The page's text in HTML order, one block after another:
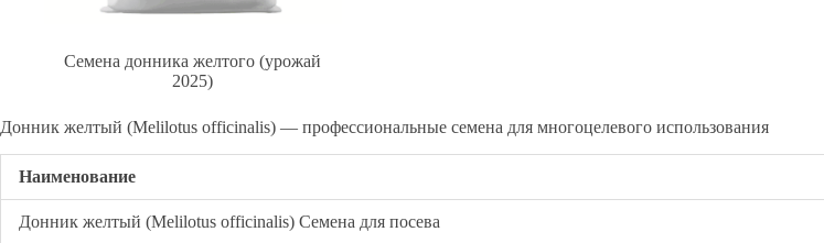
Семена донника желтого (урожай
2025)
Донник желтый (Melilotus officinalis) — профессиональные семена для многоцелевого использования
Наименование
Донник желтый (Melilotus officinalis) Семена для посева